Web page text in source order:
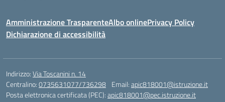
Amministrazione TrasparenteAlbo onlinePrivacy Policy
Dichiarazione di accessibilità
Indirizzo:Via Toscanini n. 14
Centralino:0735631077/736298 Email:apic818001@istruzione.it
Posta elettronica certificata (PEC):apic818001@pec.istruzione.it